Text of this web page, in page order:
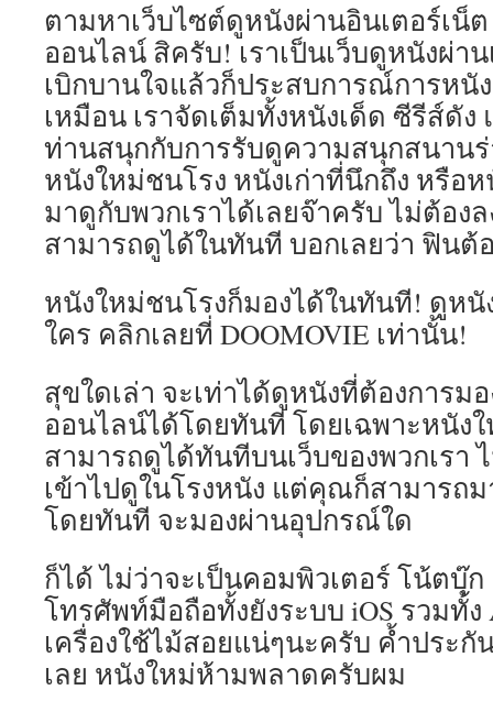
ตามหาเว็บไซต์ดูหนังผ่านอินเตอร์เน็
ออนไลน์ สิครับ! เราเป็นเว็บดูหนังผ่
เบิกบานใจแล้วก็ประสบการณ์การหนั
เหมือน เราจัดเต็มทั้งหนังเด็ด ซีรีส์ดัง
ท่านสนุกกับการรับดูความสนุกสนาน
หนังใหม่ชนโรง หนังเก่าที่นึกถึง หรือ
มาดูกับพวกเราได้เลยจ๊าครับ ไม่ต้อง
สามารถดูได้ในทันที บอกเลยว่า ฟิน
หนังใหม่ชนโรงก็มองได้ในทันที! ดูหนั
ใคร คลิกเลยที่ DOOMOVIE เท่านั้น!
สุขใดเล่า จะเท่าได้ดูหนังที่ต้องการม
ออนไลน์ได้โดยทันที โดยเฉพาะหนัง
สามารถดูได้ทันทีบนเว็บของพวกเรา
เข้าไปดูในโรงหนัง แต่คุณก็สามารถม
โดยทันที จะมองผ่านอุปกรณ์ใด
ก็ได้ ไม่ว่าจะเป็นคอมพิวเตอร์ โน้ตบุ๊
โทรศัพท์มือถือทั้งยังระบบ iOS รวมทั้ง
เครื่องใช้ไม้สอยแน่ๆนะครับ ค้ำประ
เลย หนังใหม่ห้ามพลาดครับผม